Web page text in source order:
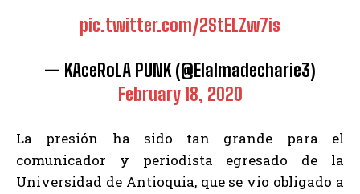
pic.twitter.com/2StELZw7is
— KAceRoLA PUNK (@Elalmadecharie3)
February 18, 2020
La presión ha sido tan grande para el
comunicador y periodista egresado de la
Universidad de Antioquia, que se vio obligado a